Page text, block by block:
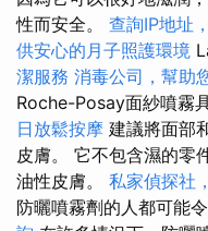
性而安全。 查詢IP地址
供安心的月子照護環境
潔服務 消毒公司，幫助
Roche-Posay面紗噴霧
日放鬆按摩 建議將面部
皮膚。 它不包含濕的零
油性皮膚。 私家偵探社
防曬噴霧劑的人都可能